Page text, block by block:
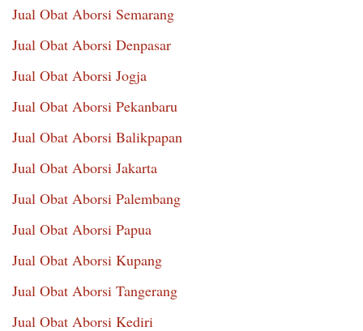
Jual Obat Aborsi Semarang
Jual Obat Aborsi Denpasar
Jual Obat Aborsi Jogja
Jual Obat Aborsi Pekanbaru
Jual Obat Aborsi Balikpapan
Jual Obat Aborsi Jakarta
Jual Obat Aborsi Palembang
Jual Obat Aborsi Papua
Jual Obat Aborsi Kupang
Jual Obat Aborsi Tangerang
Jual Obat Aborsi Kediri